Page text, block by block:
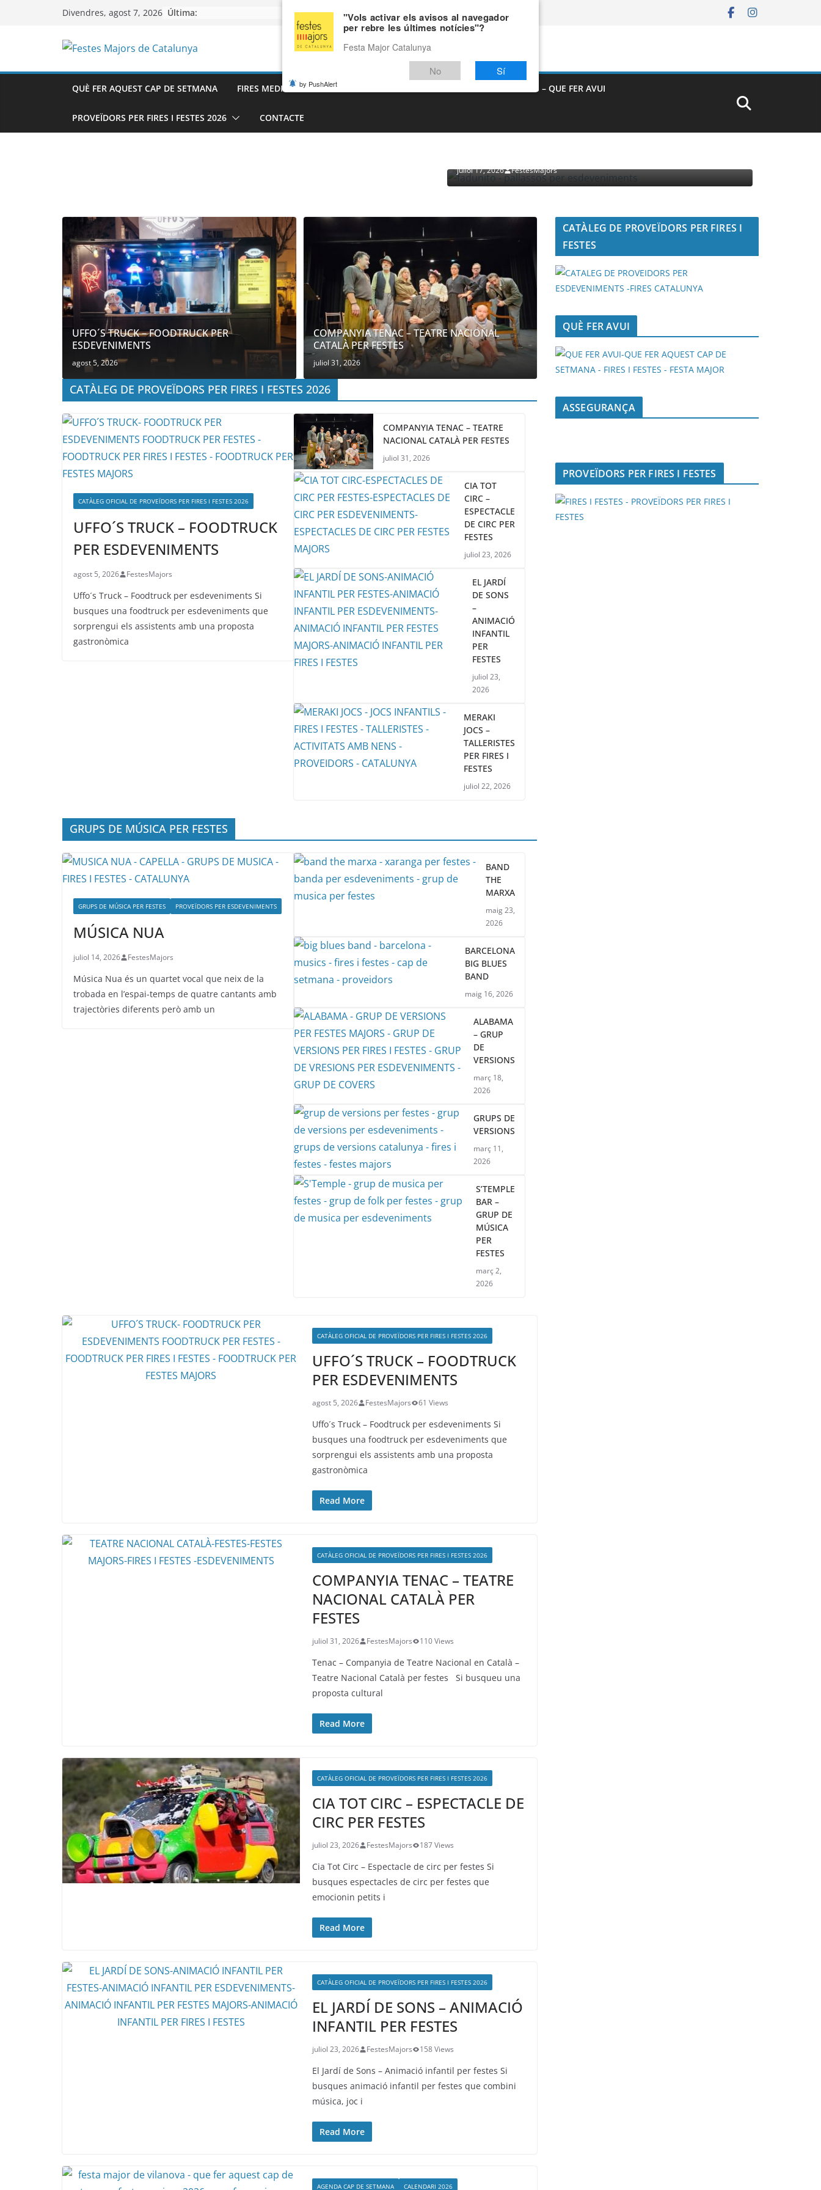
Divendres, agost 7, 2026 Última:
QUÈ FER AQUEST CAP DE SETMANA FIRES MEDIEVALS – AGENDA DE FIRES MEDIEVALS 2026 FIRES I FESTES – QUE FER AVUI
PROVEÏDORS PER FIRES I FESTES 2026 CONTACTE
juliol 17, 2026 FestesMajors
UFFO´S TRUCK – FOODTRUCK PER
ESDEVENIMENTS
agost 5, 2026
COMPANYIA TENAC – TEATRE NACIONAL
CATALÀ PER FESTES
juliol 31, 2026
CATÀLEG DE PROVEÏDORS PER FIRES I FESTES 2026
CATÀLEG OFICIAL DE PROVEÏDORS PER FIRES I FESTES 2026
UFFO´S TRUCK – FOODTRUCK
PER ESDEVENIMENTS
agost 5, 2026 FestesMajors
Uffo´s Truck – Foodtruck per esdeveniments Si
busques una foodtruck per esdeveniments que
sorprengui els assistents amb una proposta
gastronòmica
COMPANYIA TENAC – TEATRE
NACIONAL CATALÀ PER FESTES
juliol 31, 2026
CIA TOT
CIRC –
ESPECTACLE
DE CIRC PER
FESTES
juliol 23, 2026
EL JARDÍ
DE SONS
–
ANIMACIÓ
INFANTIL
PER
FESTES
juliol 23,
2026
MERAKI
JOCS –
TALLERISTES
PER FIRES I
FESTES
juliol 22, 2026
GRUPS DE MÚSICA PER FESTES
GRUPS DE MÚSICA PER FESTES PROVEÏDORS PER ESDEVENIMENTS
MÚSICA NUA
juliol 14, 2026 FestesMajors
Música Nua és un quartet vocal que neix de la
trobada en l’espai-temps de quatre cantants amb
trajectòries diferents però amb un
BAND
THE
MARXA
maig 23,
2026
BARCELONA
BIG BLUES
BAND
maig 16, 2026
ALABAMA
– GRUP
DE
VERSIONS
març 18,
2026
GRUPS DE
VERSIONS
març 11,
2026
S’TEMPLE
BAR –
GRUP DE
MÚSICA
PER
FESTES
març 2,
2026
CATÀLEG OFICIAL DE PROVEÏDORS PER FIRES I FESTES 2026
UFFO´S TRUCK – FOODTRUCK
PER ESDEVENIMENTS
agost 5, 2026 FestesMajors 61 Views
Uffo´s Truck – Foodtruck per esdeveniments Si
busques una foodtruck per esdeveniments que
sorprengui els assistents amb una proposta
gastronòmica
Read More
CATÀLEG OFICIAL DE PROVEÏDORS PER FIRES I FESTES 2026
COMPANYIA TENAC – TEATRE
NACIONAL CATALÀ PER
FESTES
juliol 31, 2026 FestesMajors 110 Views
Tenac – Companyia de Teatre Nacional en Català –
Teatre Nacional Català per festes Si busqueu una
proposta cultural
Read More
CATÀLEG OFICIAL DE PROVEÏDORS PER FIRES I FESTES 2026
CIA TOT CIRC – ESPECTACLE DE
CIRC PER FESTES
juliol 23, 2026 FestesMajors 187 Views
Cia Tot Circ – Espectacle de circ per festes Si
busques espectacles de circ per festes que
emocionin petits i
Read More
CATÀLEG OFICIAL DE PROVEÏDORS PER FIRES I FESTES 2026
EL JARDÍ DE SONS – ANIMACIÓ
INFANTIL PER FESTES
juliol 23, 2026 FestesMajors 158 Views
El Jardí de Sons – Animació infantil per festes Si
busques animació infantil per festes que combini
música, joc i
Read More
AGENDA CAP DE SETMANA CALENDARI 2026
CATÀLEG DE PROVEÏDORS PER FIRES I
FESTES
QUÈ FER AVUI
ASSEGURANÇA
PROVEÏDORS PER FIRES I FESTES
"Vols activar els avisos al navegador
per rebre les últimes notícies"?
Festa Major Catalunya
No Sí
by PushAlert